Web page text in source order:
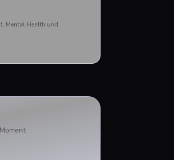
Mental Health und